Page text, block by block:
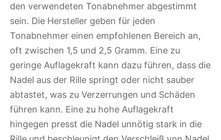
den verwendeten Tonabnehmer abgestimmt
sein. Die Hersteller geben für jeden
Tonabnehmer einen empfohlenen Bereich an,
oft zwischen 1,5 und 2,5 Gramm. Eine zu
geringe Auflagekraft kann dazu führen, dass die
Nadel aus der Rille springt oder nicht sauber
abtastet, was zu Verzerrungen und Schäden
führen kann. Eine zu hohe Auflagekraft
hingegen presst die Nadel unnötig stark in die